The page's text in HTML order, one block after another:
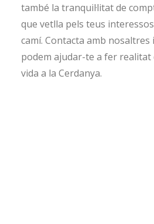
també la tranquil·litat de
que vetlla pels teus
camí. Contacta amb nosaltres
podem ajudar-te a fer realitat
vida a la Cerdanya.